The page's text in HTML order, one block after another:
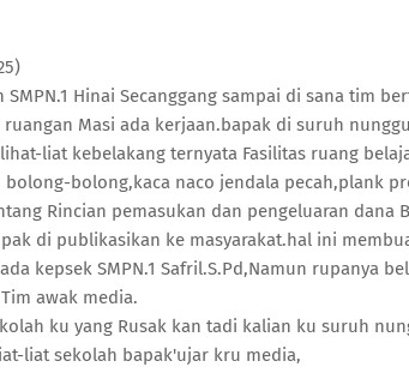
Hinai Secanggang sampai di sana tim
Masi ada kerjaan.bapak di suruh
liat kebelakang ternyata Fasilitas ruang
bolong,kaca naco jendala pecah,plank
Rincian pemasukan dan pengeluaran dana
di publikasikan ke masyarakat.hal ini
kepsek SMPN.1 Safril.S.Pd,Namun rupanya
awak media.
ku yang Rusak kan tadi kalian ku suruh
liat sekolah bapak'ujar kru media,